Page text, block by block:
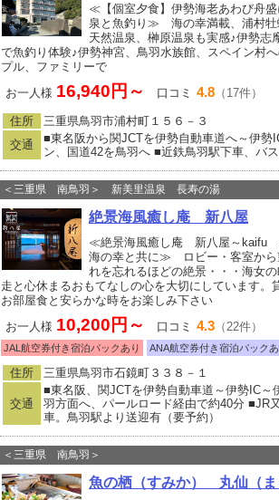
≪【個室夕食】伊勢海老あわび舟
泉と魚釣り≫ 海の幸満載、浦村牡
天然温泉、榊原温泉も実感♪伊勢志
で魚釣り体験♪伊勢神宮、鳥羽水族館、スペイン村
プル、ファミリーで
お一人様 16,940円～ 口コミ 4.8 （17件）
住所
三重県鳥羽市浦村町１５６－３
交通
■東名阪から関JCTを伊勢自動車道へ～伊勢
ン、国道42を鳥羽へ ■近鉄鳥羽駅下車、バ
＜三重県 南鳥羽＞ 新美里温泉 長寿の湯
絶景海風癒し庵 新八屋
≪絶景海風癒し庵 新八屋～kaifu
海の幸と共に≫ ロビー・客室から
れを忘れるほどの絶景・・・海女
走と心休まるおもてなしの心を大切にしています。
お部屋食と安らかな時をお楽しみ下さい
お一人様 10,200円～ 口コミ 4.3 （22件）
JAL航空券付き宿泊パックあり ANA航空券付き宿泊パックあ
住所 三重県鳥羽市石鏡町３３８－１
交通
■東名阪、関JCTを伊勢自動車道～伊勢IC～
羽方面へ、パールロード経由で約40分 ■JR
車。鳥羽駅より送迎有（要予約）
＜三重県 南鳥羽＞
魚の栖（すみか） 丸仙（ま